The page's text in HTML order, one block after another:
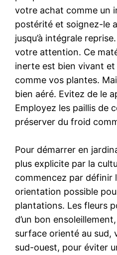
votre achat comme un
postérité et soignez-le
jusqu’à intégrale
votre attention. Ce
inerte est bien vivant
comme vos plantes.
bien aéré. Evitez de le
Employez les paillis de
préserver du froid
Pour démarrer en
plus explicite par la
commencez par définir
orientation possible
plantations. Les fleurs
d’un bon
surface orienté au sud,
sud-ouest, pour éviter